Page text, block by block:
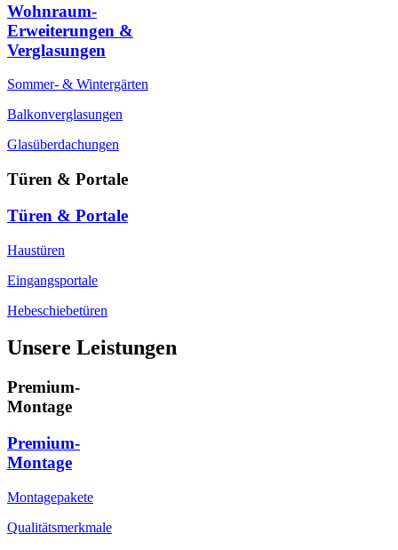
Wohnraum-
Erweiterungen &
Verglasungen
Sommer- & Wintergärten
Balkonverglasungen
Glasüberdachungen
Türen & Portale
Türen & Portale
Haustüren
Eingangsportale
Hebeschiebetüren
Unsere Leistungen
Premium-
Montage
Premium-
Montage
Montagepakete
Qualitätsmerkmale